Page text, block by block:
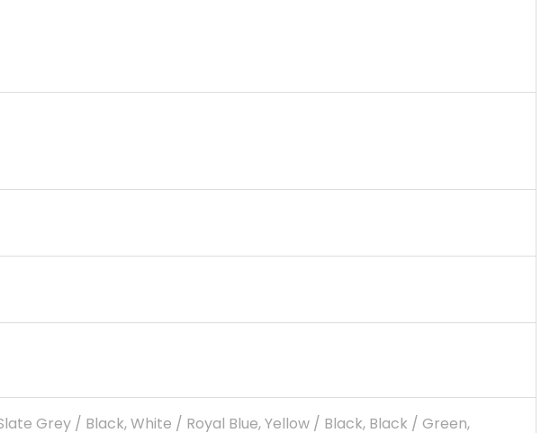
Grey / Black, White / Royal Blue, Yellow / Black, Black / Green,